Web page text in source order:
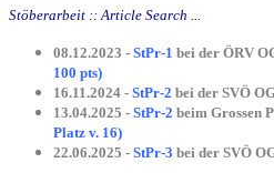
Stöberarbeit :: Article Search ...
08.12.2023 - StPr-1 bei der ÖRV
100 pts)
16.11.2024 - StPr-2 bei der SVÖ
13.04.2025 - StPr-2 beim Grossen
Platz v. 16)
22.06.2025 - StPr-3 bei der SVÖ